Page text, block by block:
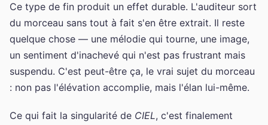
Ce type de fin produit un effet durable. L'auditeur sort
du morceau sans tout à fait s'en être extrait. Il reste
quelque chose — une mélodie qui tourne, une image,
un sentiment d'inachevé qui n'est pas frustrant mais
suspendu. C'est peut-être ça, le vrai sujet du morceau
: non pas l'élévation accomplie, mais l'élan lui-même.
Ce qui fait la singularité de CIEL, c'est finalement